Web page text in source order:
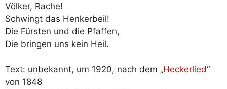
Völker, Rache!
Schwingt das Henkerbeil!
Die Fürsten und die Pfaffen,
Die bringen uns kein Heil.
Text: unbekannt, um 1920, nach dem „Heckerlied“
von 1848